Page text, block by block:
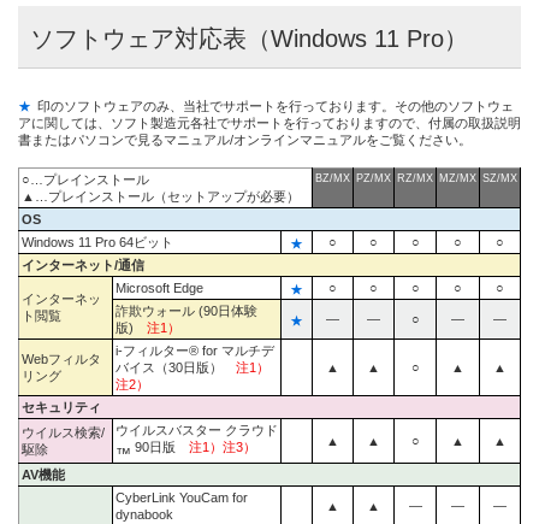
ソフトウェア対応表（Windows 11 Pro）
★ 印のソフトウェアのみ、当社でサポートを行っております。その他のソフトウェ
アに関しては、ソフト製造元各社でサポートを行っておりますので、付属の取扱説明
書またはパソコンで見るマニュアル/オンラインマニュアルをご覧ください。
○…プレインストール
▲…プレインストール（セットアップが必要）
BZ/MX PZ/MX RZ/MX MZ/MX SZ/MX
OS
Windows 11 Pro 64ビット
★ ○ ○ ○ ○
○
インターネット/通信
インターネッ
ト閲覧
Microsoft Edge ★ ○ ○ ○ ○
○
詐欺ウォール (90日体験
版) 注1）
★ ― ― ○ ― ―
Webフィルタ
リング
i-フィルター® for マルチデ
バイス（30日版） 注1）
注2）
▲ ▲ ○ ▲ ▲
セキュリティ
ウイルス検索/
駆除
ウイルスバスター クラウド
™ 90日版 注1）注3） ▲ ▲ ○ ▲ ▲
AV機能
CyberLink YouCam for
dynabook
▲ ▲ ― ― ―